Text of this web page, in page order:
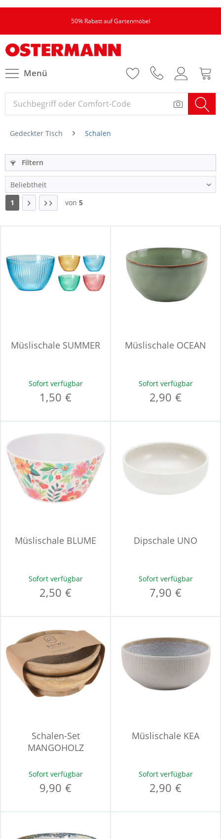
50% Rabatt auf Gartenmöbel
Menü
Gedeckter Tisch Schalen
Filtern
1 von 5
Müslischale SUMMER
Sofort verfügbar
1,50 €
Müslischale OCEAN
Sofort verfügbar
2,90 €
Müslischale BLUME
Sofort verfügbar
2,50 €
Dipschale UNO
Sofort verfügbar
7,90 €
Schalen-Set
MANGOHOLZ
Sofort verfügbar
9,90 €
Müslischale KEA
Sofort verfügbar
2,90 €